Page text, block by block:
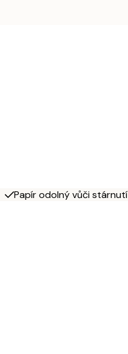
Papír odolný vůči stárnutí